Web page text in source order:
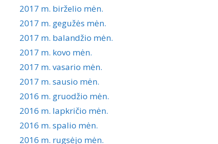
2017 m. birželio mėn.
2017 m. gegužės mėn.
2017 m. balandžio mėn.
2017 m. kovo mėn.
2017 m. vasario mėn.
2017 m. sausio mėn.
2016 m. gruodžio mėn.
2016 m. lapkričio mėn.
2016 m. spalio mėn.
2016 m. rugsėjo mėn.